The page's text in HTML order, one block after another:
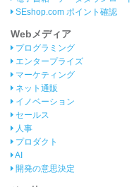
SEshop.com ポイント確認
Webメディア
プログラミング
エンタープライズ
マーケティング
ネット通販
イノベーション
セールス
人事
プロダクト
AI
開発の意思決定